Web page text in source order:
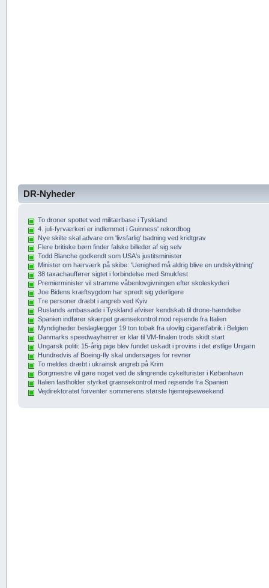
DR-Nyheder
To droner spottet ved militærbase i Tyskland
4. juli-fyrværkeri er indlemmet i Guinness' rekordbog
Nye skilte skal advare om 'livsfarlig' badning ved kridtgrav
Flere britiske børn finder falske billeder af sig selv
Todd Blanche godkendt som USA's justitsminister
Minister om hærværk på skibe: 'Uenighed må aldrig blive en undskyldning'
38 taxachauffører sigtet i forbindelse med Smukfest
Premierminister vil stramme våbenlovgivningen efter skoleskyderi
Joe Bidens kræftsygdom har spredt sig yderligere
Tre personer dræbt i angreb ved Kyiv
Ruslands ambassade i Tyskland afviser kendskab til drone-hændelse
Spanien indfører skærpet grænsekontrol mod rejsende fra Italien
Myndigheder beslaglægger 19 ton tobak fra ulovlig cigaretfabrik i Belgien
Danmarks speedwayherrer er klar til VM-finalen trods skidt start
Ungarsk politi: 15-årig pige blev fundet uskadt i provins i det østlige Ungarn
Hundredvis af Boeing-fly skal undersøges for revner
To meldes dræbt i ukrainsk angreb på Krim
Borgmestre vil gøre noget ved de slingrende cykelturister i København
Italien fastholder styrket grænsekontrol med rejsende fra Spanien
Vejdirektoratet forventer sommerens største hjemrejseweekend